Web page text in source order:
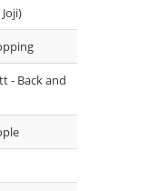
- Back and